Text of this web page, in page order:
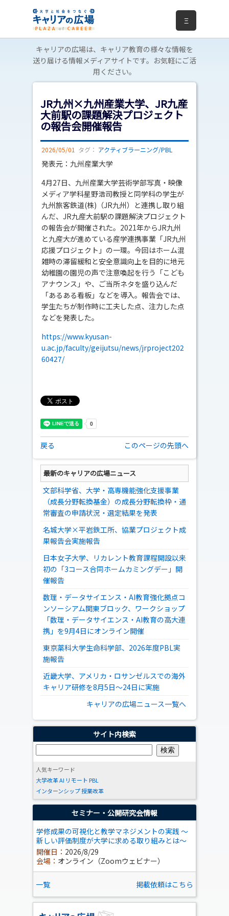
Ξ
キャリアの広場は、キャリア教育の様々な情報を
送り届ける情報メディアサイトです。お気軽にご活
用ください。
JR九州×九州産業大学、JR九産
大前駅の課題解決プロジェクト
の報告会開催報告
2026/05/01 タグ： アクティブラーニング/PBL
発表元：九州産業大学
4月27日、九州産業大学芸術学部写真・映像
メディア学科星野浩司教授と同学科の学生が
九州旅客鉄道(株)（JR九州）と連携し取り組
んだ、JR九産大前駅の課題解決プロジェクト
の報告会が開催された。2021年からJR九州
と九産大が進めている産学連携事業「JR九州
応援プロジェクト」の一環。今回はホーム混
雑時の滞留緩和と安全意識向上を目的に地元
幼稚園の園児の声で注意喚起を行う「こども
アナウンス」や、ご当所ネタを盛り込んだ
「あるある看板」などを導入。報告会では、
学生たちが制作時に工夫した点、注力した点
などを発表した。
https://www.kyusan-
u.ac.jp/faculty/geijutsu/news/jrproject202
60427/
戻る このページの先頭へ
最新のキャリアの広場ニュース
文部科学省、大学・高専機能強化支援事業
（成長分野転換基金）の成長分野転換枠・通
常審査の申請状況・選定結果を発表
名城大学×平岩鉄工所、協業プロジェクト成
果報告会実施報告
日本女子大学、リカレント教育課程開設以来
初の「3コース合同ホームカミングデー」開
催報告
数理・データサイエンス・AI教育強化拠点コ
ンソーシアム関東ブロック、ワークショップ
「数理・データサイエンス・AI教育の高大連
携」を9月4日にオンライン開催
東京薬科大学生命科学部、2026年度PBL実
施報告
近畿大学、アメリカ・ロサンゼルスでの海外
キャリア研修を8月5日～24日に実施
キャリアの広場ニュース一覧へ
サイト内検索
人気キーワード
大学改革AI リモート PBL
インターンシップ授業改革
セミナー・公開研究会情報
学修成果の可視化と教学マネジメントの実践 ～
新しい評価制度が大学に求める取り組みとは～
開催日： 2026/8/29
会場： オンライン（Zoomウェビナー）
一覧 掲載依頼はこちら